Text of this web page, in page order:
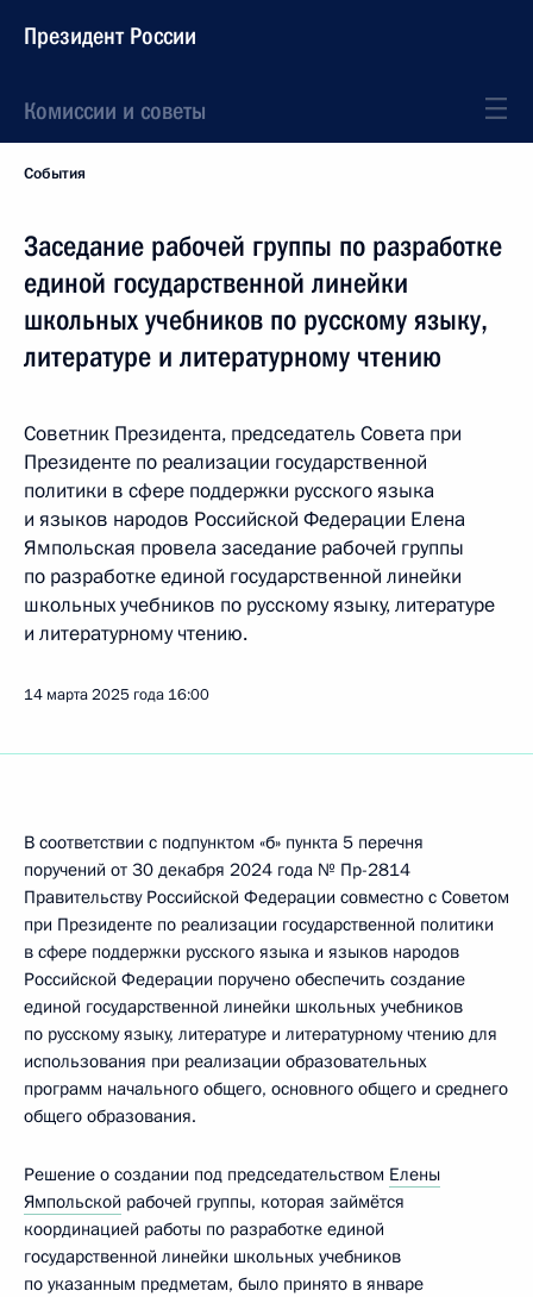
Президент России
Комиссии и советы
События
Заседание рабочей группы по разработке
единой государственной линейки
школьных учебников по русскому языку,
литературе и литературному чтению
Советник Президента, председатель Совета при
Президенте по реализации государственной
политики в сфере поддержки русского языка
и языков народов Российской Федерации Елена
Ямпольская провела заседание рабочей группы
по разработке единой государственной линейки
школьных учебников по русскому языку, литературе
и литературному чтению.
14 марта 2025 года 16:00
В соответствии с подпунктом «б» пункта 5 перечня
поручений от 30 декабря 2024 года № Пр-2814
Правительству Российской Федерации совместно с Советом
при Президенте по реализации государственной политики
в сфере поддержки русского языка и языков народов
Российской Федерации поручено обеспечить создание
единой государственной линейки школьных учебников
по русскому языку, литературе и литературному чтению для
использования при реализации образовательных
программ начального общего, основного общего и среднего
общего образования.
Решение о создании под председательством Елены
Ямпольской рабочей группы, которая займётся
координацией работы по разработке единой
государственной линейки школьных учебников
по указанным предметам, было принято в январе